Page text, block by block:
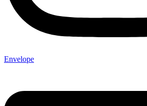
Envelope